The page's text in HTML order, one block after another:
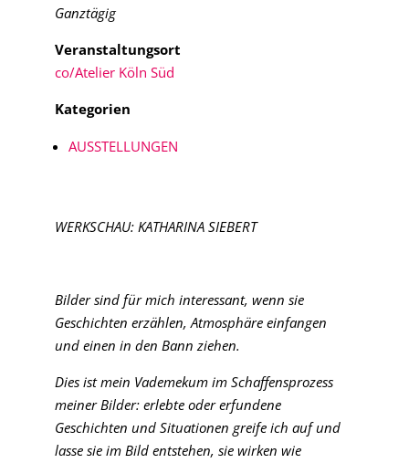
Ganztägig
Veranstaltungsort
co/Atelier Köln Süd
Kategorien
AUSSTELLUNGEN
WERKSCHAU: KATHARINA SIEBERT
Bilder sind für mich interessant, wenn sie
Geschichten erzählen, Atmosphäre einfangen
und einen in den Bann ziehen.
Dies ist mein Vademekum im Schaffensprozess
meiner Bilder: erlebte oder erfundene
Geschichten und Situationen greife ich auf und
lasse sie im Bild entstehen, sie wirken wie